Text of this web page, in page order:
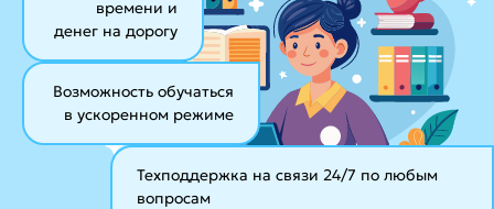
Возможность обучаться
в ускоренном режиме
времени и
денег на дорогу
Техподдержка на связи 24/7 по любым
вопросам